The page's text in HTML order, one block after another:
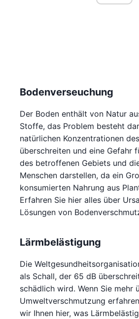
Bodenverseuchung
Der Boden enthält von Natur
Stoffe, das Problem besteht
natürlichen Konzentrationen
überschreiten und eine Gefahr
des betroffenen Gebiets und
Menschen darstellen, da ein
konsumierten Nahrung aus
Erfahren Sie hier alles über
Lösungen von
Lärmbelästigung
Die
als Schall, der 65 dB
schädlich wird. Wenn Sie mehr
Umweltverschmutzung
wir Ihnen hier, was